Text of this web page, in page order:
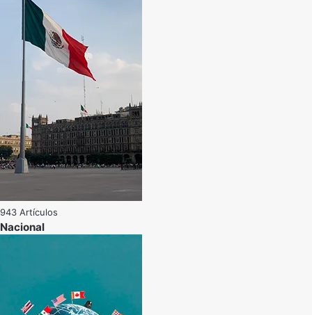
943 Artículos
Nacional